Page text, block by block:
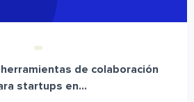
herramientas de colaboración
startups en...